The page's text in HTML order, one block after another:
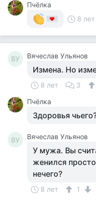
Пчёлка
8 лет
ВУ Вячеслав Ульянов
Измена. Но
8 лет 3
Пчёлка
Здоровья
ВУ Вячеслав Ульянов
У мужа. Вы
женился
нечего?
8 лет
1